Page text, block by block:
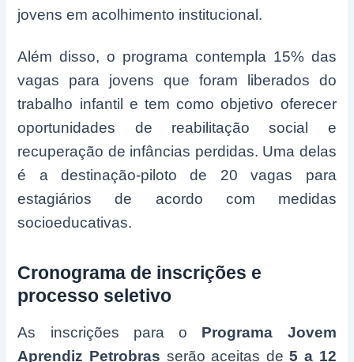
jovens em acolhimento institucional.
Além disso, o programa contempla 15% das
vagas para jovens que foram liberados do
trabalho infantil e tem como objetivo oferecer
oportunidades de reabilitação social e
recuperação de infâncias perdidas. Uma delas
é a destinação-piloto de 20 vagas para
estagiários de acordo com medidas
socioeducativas.
Cronograma de inscrições e
processo seletivo
As inscrições para o Programa Jovem
Aprendiz Petrobras serão aceitas de 5 a 12